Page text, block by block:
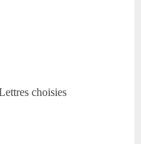
choisies